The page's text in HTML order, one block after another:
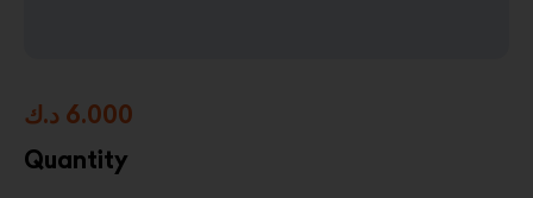
6.000 د.ك
Quantity